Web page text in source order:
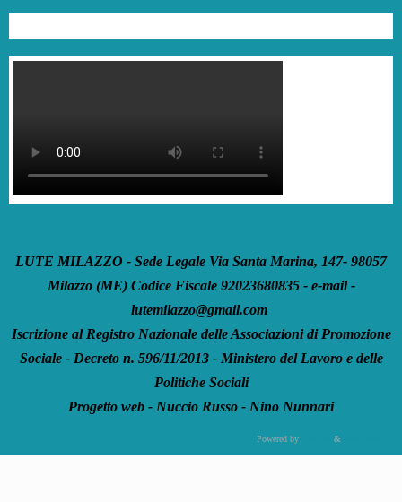
LUTE MILAZZO - Sede Legale Via Santa Marina, 147- 98057
Milazzo (ME) Codice Fiscale 92023680835 - e-mail -
lutemilazzo@gmail.com
Iscrizione al Registro Nazionale delle Associazioni di Promozione
Sociale - Decreto n. 596/11/2013 - Ministero del Lavoro e delle
Politiche Sociali
Progetto web - Nuccio Russo - Nino Nunnari
Powered by &